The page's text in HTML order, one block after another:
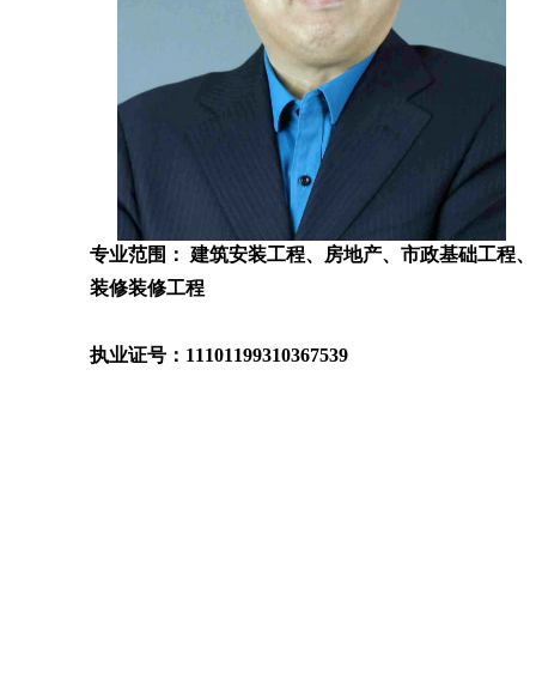
专业范围： 建筑安装工程、房地产、市政基础工程、
装修装修工程
执业证号：11101199310367539